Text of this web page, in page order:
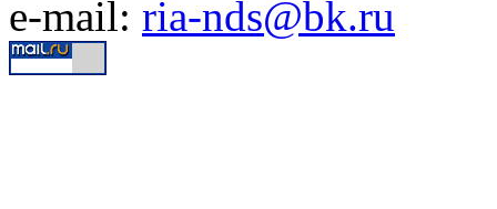
e-mail: ria-nds@bk.ru